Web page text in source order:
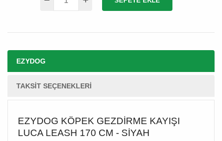
EZYDOG
TAKSIT SEÇENEKLERI
EZYDOG KÖPEK GEZDİRME KAYIŞI
LUCA LEASH 170 CM - SİYAH